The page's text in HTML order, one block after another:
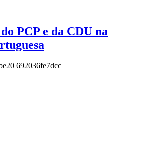
PCP e da CDU na